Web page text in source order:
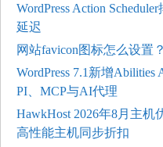
WordPress Action
延迟
网站favicon图标怎么设置
WordPress 7.1新增
PI、MCP与AI代理
HawkHost 2026年8月主机
高性能主机同步折扣